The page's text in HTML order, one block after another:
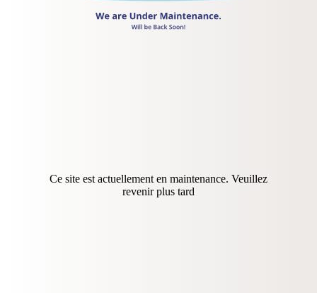
Ce site est actuellement en maintenance. Veuillez
revenir plus tard